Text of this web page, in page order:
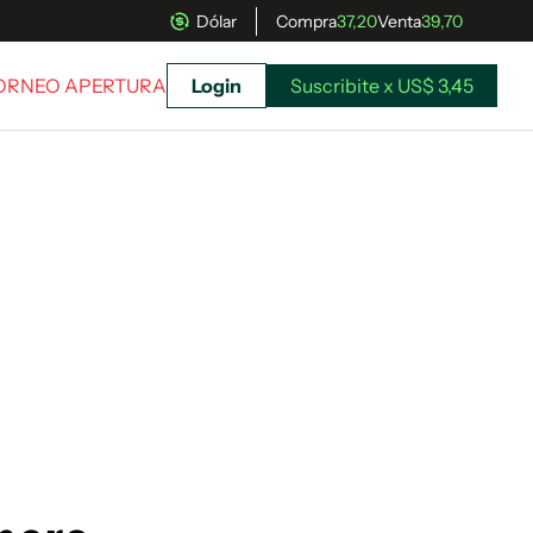
Dólar Compra37,20Venta39,70
APERTURA Login Suscribite x US$ 3,45